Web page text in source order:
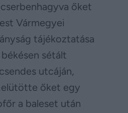
őket
Vármegyei
tájékoztatása
sétált
utcáján,
elütötte őket egy
a baleset után